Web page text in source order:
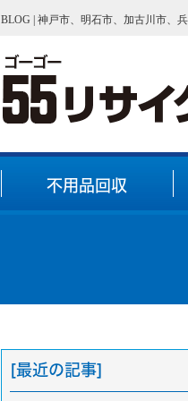
BLOG | 神戸市、明石市、加古川市、
不用品回収
[最近の記事]